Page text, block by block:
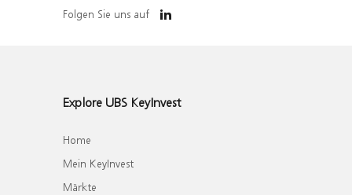
Folgen Sie uns auf
Explore UBS KeyInvest
Home
Mein KeyInvest
Märkte